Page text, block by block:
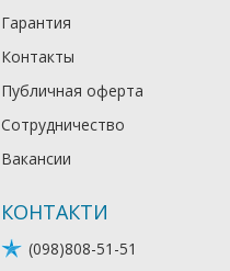
Гарантия
Контакты
Публичная оферта
Сотрудничество
Вакансии
КОНТАКТИ
(098)808-51-51